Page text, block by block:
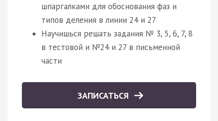
шпаргалками для обоснования фаз и
типов деления в линии 24 и 27
Научишься решать задания № 3, 5, 6, 7, 8
в тестовой и №24 и 27 в письменной
части
ЗАПИСАТЬСЯ